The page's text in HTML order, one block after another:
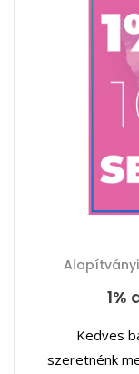
1%
Kedves
szeretnénk